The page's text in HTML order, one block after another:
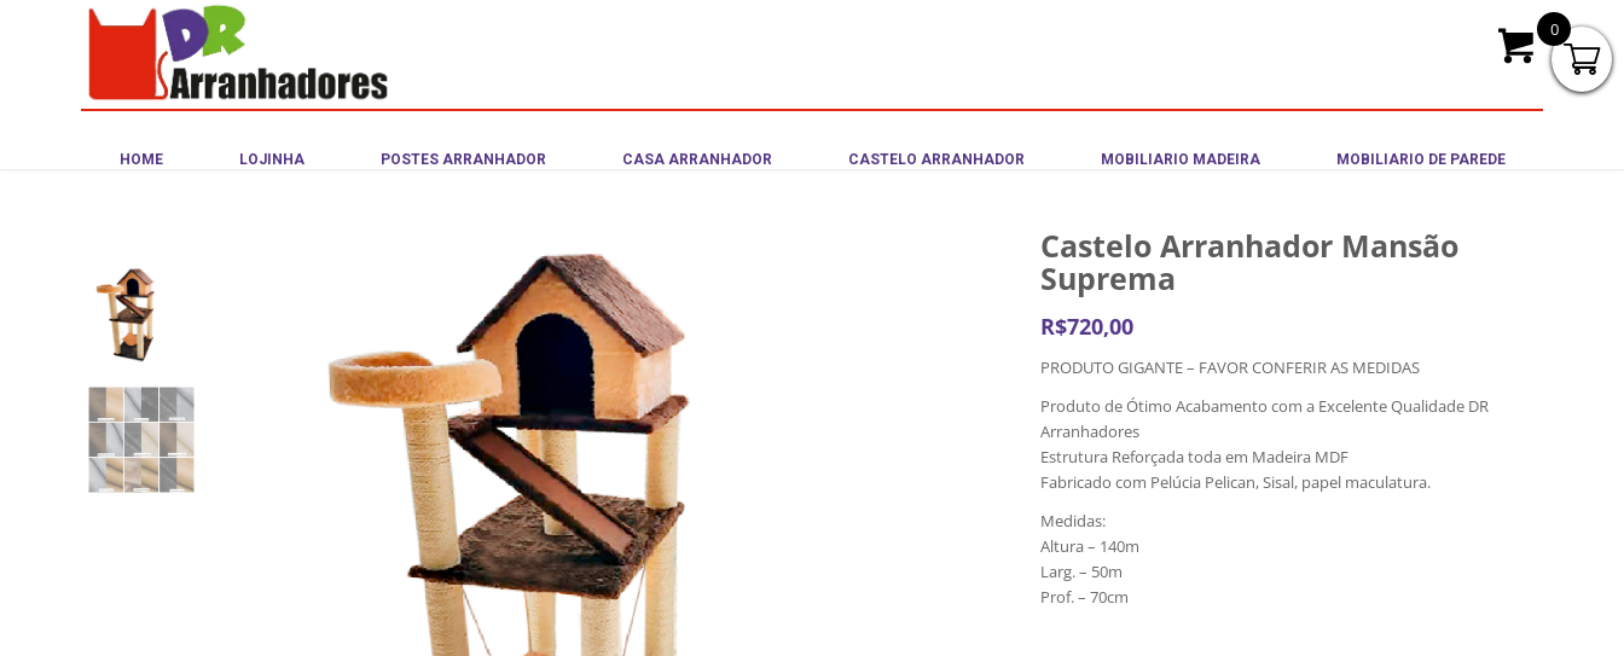
HOME LOJINHA POSTES ARRANHADOR CASA ARRANHADOR CASTELO ARRANHADOR MOBILIARIO MADEIRA MOBILIARIO DE PAREDE
Castelo Arranhador Mansão
Suprema
R$720,00
PRODUTO GIGANTE – FAVOR CONFERIR AS MEDIDAS
Produto de Ótimo Acabamento com a Excelente Qualidade DR
Arranhadores
Estrutura Reforçada toda em Madeira MDF
Fabricado com Pelúcia Pelican, Sisal, papel maculatura.
Medidas:
Altura – 140m
Larg. – 50m
Prof. – 70cm
0